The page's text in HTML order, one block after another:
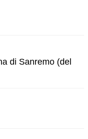
di Sanremo (del